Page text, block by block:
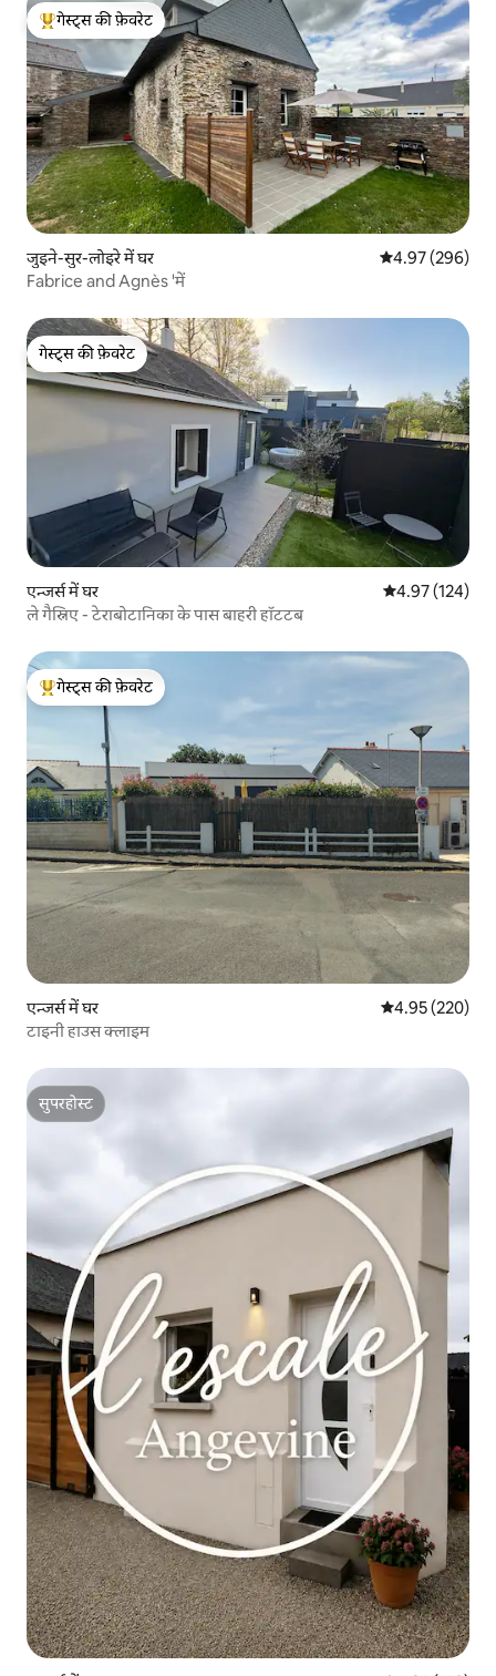
गेस्ट्स का टॉप फ़ेवरेट
गेस्ट्स की फ़ेवरेट
जुइने-सुर-लोइरे में घर औसत रेटिंग 5 में से
4.97 (296)
Fabrice and Agnès 'में
गेस्ट्स की फ़ेवरेट
गेस्ट्स की फ़ेवरेट
एन्जर्स में घर औसत रेटिंग 5 में से
4.97 (124)
ले गैस्निए - टेराबोटानिका के पास बाहरी हॉटटब
गेस्ट्स का टॉप फ़ेवरेट
गेस्ट्स की फ़ेवरेट
एन्जर्स में घर औसत रेटिंग 5 में से
4.95 (220)
टाइनी हाउस क्लाइम
सुपरहोस्ट
सुपरहोस्ट